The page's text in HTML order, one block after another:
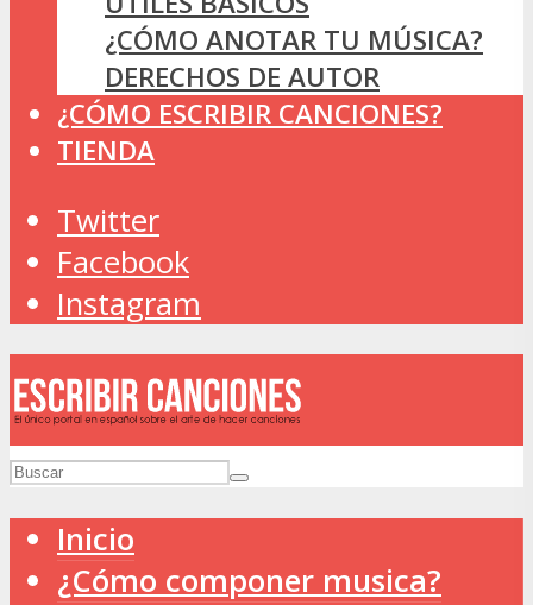
¿CÓMO ANOTAR TU MÚSICA?
DERECHOS DE AUTOR
¿CÓMO ESCRIBIR CANCIONES?
TIENDA
Twitter
Facebook
Instagram
Inicio
¿Cómo componer musica?